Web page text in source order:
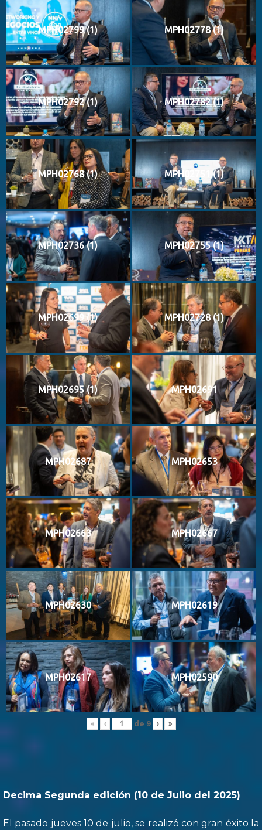
MPH02799 (1) MPH02778 (1)
MPH02792 (1) MPH02782 (1)
MPH02768 (1) MPH02751 (1)
MPH02736 (1) MPH02755 (1)
MPH02699 (1) MPH02728 (1)
MPH02695 (1) MPH02691
MPH02687 MPH02653
MPH02663 MPH02667
MPH02630 MPH02619
MPH02617 MPH02590
« ‹ de 9 › »
Decima Segunda edición (10 de Julio del 2025)
El pasado jueves 10 de julio, se realizó con gran éxito la